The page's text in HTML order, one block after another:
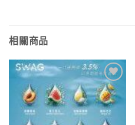
相關商品
Add to
wishlist